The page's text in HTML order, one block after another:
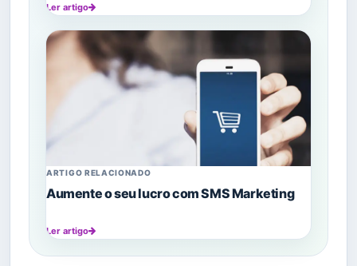
Ler artigo
ARTIGO RELACIONADO
Aumente o seu lucro com SMS Marketing
Ler artigo